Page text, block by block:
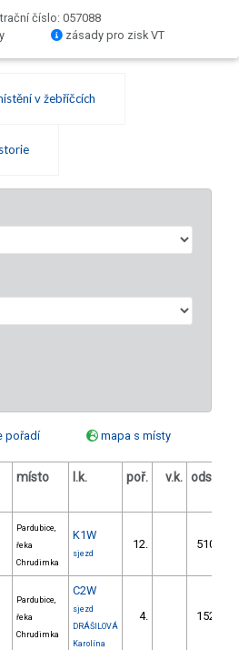
číslo: 057088
zásady pro zisk VT
v žebříčcích
pořadí
mapa s místy
místo l.k. poř. v.k. odstup
Pardubice,
řeka
Chrudimka
K1W
sjezd
12. 510.20
Pardubice,
řeka
Chrudimka
C2W
sjezd
DRÁŠILOVÁ
Karolína
4. 152.70